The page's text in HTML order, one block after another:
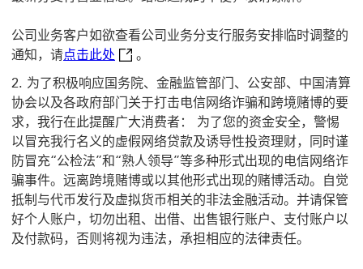
公司业务客户如欲查看公司业务分支行服务安排临时调整的
通知，请点击此处 点击此处 开启新窗口
。
为了积极响应国务院、金融监管部门、公安部、中国清算
协会以及各政府部门关于打击电信网络诈骗和跨境赌博的要
求，我行在此提醒广大消费者： 为了您的资金安全，警惕
以冒充我行名义的虚假网络贷款及诱导性投资理财，同时谨
防冒充“公检法”和“熟人领导”等多种形式出现的电信网络诈
骗事件。远离跨境赌博或以其他形式出现的赌博活动。自觉
抵制与代币发行及虚拟货币相关的非法金融活动。并请保管
好个人账户，切勿出租、出借、出售银行账户、支付账户以
及付款码，否则将视为违法，承担相应的法律责任。